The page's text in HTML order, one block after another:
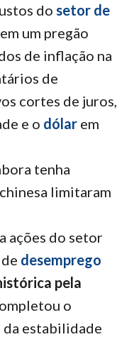
do setor de
um pregão
de inflação na
de
cortes de juros,
e o dólarem
tenha
limitaram
ações do setor
desemprego
pela
o
da estabilidade